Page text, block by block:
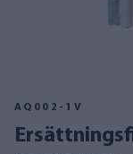
AQ002-1V
Ersättningsfilter för AQVA ULTRA